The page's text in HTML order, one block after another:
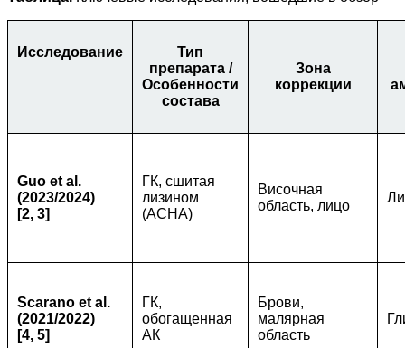
Исследование
Тип
препарата /
Особенности
состава
Зона
коррекции
Guo et al.
(2023/2024)
[2, 3]
ГК, сшитая
лизином
(ACHA)
Височная
область, лицо
Scarano et al.
(2021/2022)
[4, 5]
ГК,
обогащенная
АК
Брови,
малярная
область